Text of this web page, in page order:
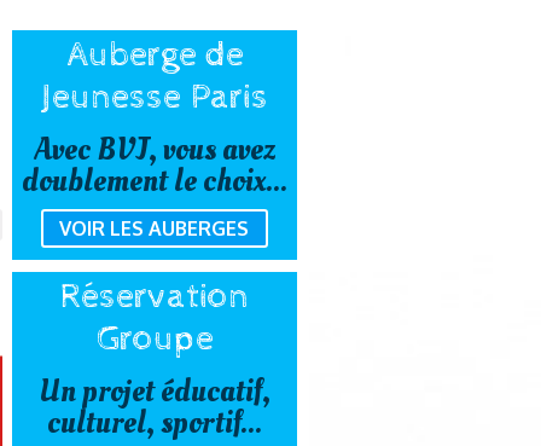
Auberge de
Jeunesse Paris
Avec BVJ, vous avez
doublement le choix...
VOIR LES AUBERGES
Réservation
Groupe
Un projet éducatif,
culturel, sportif...